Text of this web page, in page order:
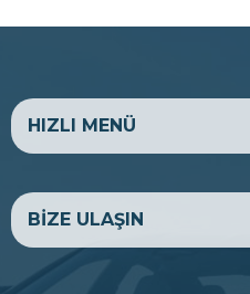
HIZLI MENÜ
HAKKIMIZDA
LÜKS ARAÇLAR
SATILIK ARAÇLAR
BİZE ULAŞIN